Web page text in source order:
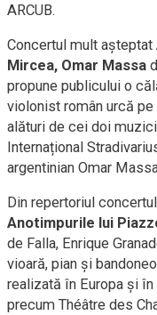
ARCUB.
Concertul mult așteptat
Mircea, Omar Massa
propune publicului o
violonist român urcă
alături de cei doi
Internațional
argentinian Omar
Din repertoriul
Anotimpurile lui
de Falla, Enrique
vioară, pian și
realizată în Europa și
precum Théâtre des